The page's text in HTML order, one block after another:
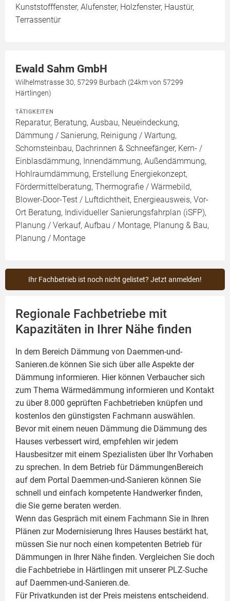
Kunststofffenster, Alufenster, Holzfenster, Haustür,
Terrassentür
Ewald Sahm GmbH
Wilhelmstrasse 30, 57299 Burbach (24km von 57299
Härtlingen)
TÄTIGKEITEN
Reparatur, Beratung, Ausbau, Neueindeckung,
Dämmung / Sanierung, Reinigung / Wartung,
Schornsteinbau, Dachrinnen & Schneefänger, Kern- /
Einblasdämmung, Innendämmung, Außendämmung,
Hohlraumdämmung, Erstellung Energiekonzept,
Fördermittelberatung, Thermografie / Wärmebild,
Blower-Door-Test / Luftdichtheit, Energieausweis, Vor-
Ort Beratung, Individueller Sanierungsfahrplan (iSFP),
Planung / Verkauf, Aufbau / Montage, Planung & Bau,
Planung / Montage
Ihr Fachbetrieb ist noch nicht gelistet? Jetzt anmelden!
Regionale Fachbetriebe mit
Kapazitäten in Ihrer Nähe finden
In dem Bereich Dämmung von Daemmen-und-
Sanieren.de können Sie sich über alle Aspekte der
Dämmung informieren. Hier können Verbaucher sich
zum Thema Wärmedämmung informieren und Kontakt
zu über 8.000 geprüften Fachbetrieben knüpfen und
kostenlos den günstigsten Fachmann auswählen.
Bevor mit einem neuen Dämmung die Dämmung des
Hauses verbessert wird, empfehlen wir jedem
Hausbesitzer mit einem Spezialisten über Ihr Vorhaben
zu sprechen. In dem Betrieb für DämmungenBereich
auf dem Portal Daemmen-und-Sanieren können Sie
schnell und einfach kompetente Handwerker finden,
die Sie gerne beraten werden.
Wenn das Gespräch mit einem Fachmann Sie in Ihren
Plänen zur Modernisierung Ihres Hauses bestärkt hat,
müssen Sie nur noch einen kompetenten Betrieb für
Dämmungen in Ihrer Nähe finden. Vergleichen Sie doch
die Fachbetriebe in Härtlingen mit unserer PLZ-Suche
auf Daemmen-und-Sanieren.de.
Für Privatkunden ist der Preis meistens entscheidend.